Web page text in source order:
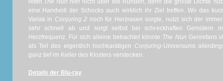
rettet The Nun hier nicht über die Runden, denn die größte Dichte
eine Handvoll der Schocks auch wirklich ihr Ziel treffen. Wo das
Varlak in Conjuring 2 noch für Herzrasen sorgte, nutzt sich der
sehr schnell ab und sorgt selbst bei schreckhaften Gemütern
Herzfrequenz. Für sich alleine betrachtet könnte The Nun Genrefans
als Teil des eigentlich hochkarätigen Conjuring-Universums
ganz tief im Keller des Klosters verstecken.
Details der Blu-ray